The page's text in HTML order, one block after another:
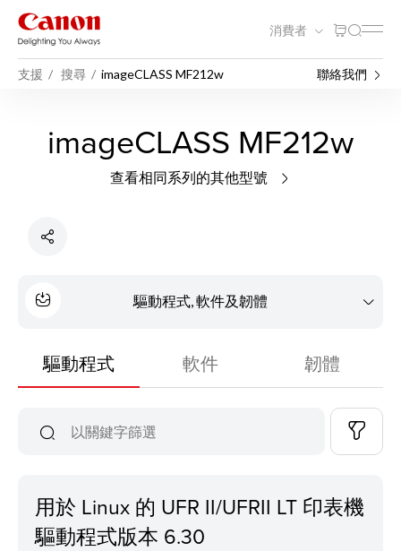
消費者
支援 搜尋 imageCLASS MF212w 聯絡我們
imageCLASS MF212w
查看相同系列的其他型號
驅動程式, 軟件及韌體
驅動程式 軟件 韌體
用於 Linux 的 UFR II/UFRII LT 印表機
驅動程式版本 6.30